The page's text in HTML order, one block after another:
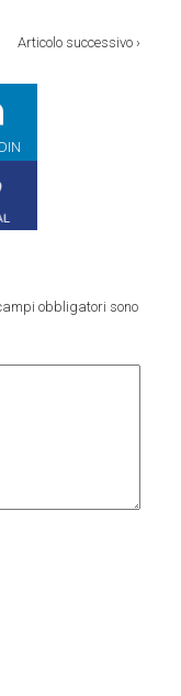
Articolo successivo›
obbligatori sono